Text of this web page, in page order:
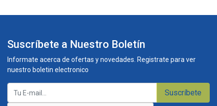
Suscríbete a Nuestro Boletín
Informate acerca de ofertas y novedades. Registrate para ver
nuestro boletin electronico
Suscríbete